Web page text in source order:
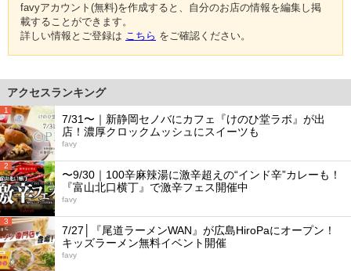
favyアカウント(無料)を作成すると、自分のお店の情報を編集し掲
載することができます。
詳しい情報とご登録は こちら をご確認ください。
アクセスランキング
1
7/31〜｜新静岡セノバにカフェ『けのひ堂ラボ』が出
店！濃厚クロックムッシュにスイーツも
favy
2
〜9/30｜100辛麻辣湯に激辛超えの“インド辛”カレーも！
『富山北口横丁』で激辛フェス開催中
favy
3
7/27│『尾道ラーメンWAN』が広島HiroPaにオープン！
キッズラーメン無料イベント開催
favy